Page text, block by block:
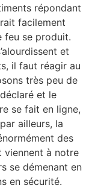
répondant
facilement
feu se produit.
et
il faut réagir au
très peu de
et le
se fait en ligne,
ailleurs, la
des
viennent à notre
se démenant en
en sécurité.